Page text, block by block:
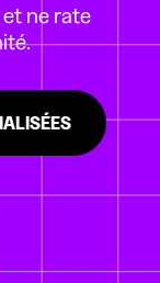
ne rate